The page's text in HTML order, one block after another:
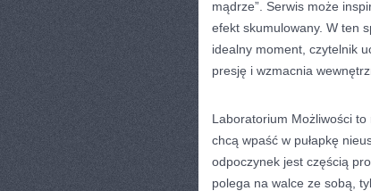
mądrze”. Serwis może
efekt skumulowany. W ten
idealny moment, czytelnik
presję i wzmacnia
Laboratorium Możliwości
chcą wpaść w pułapkę
odpoczynek jest częścią
polega na walce ze sobą,